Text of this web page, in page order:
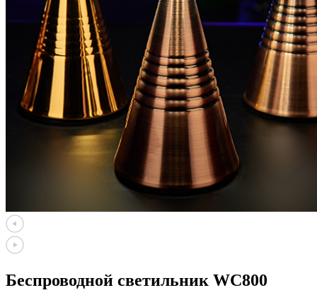
Беспроводной светильник WC800